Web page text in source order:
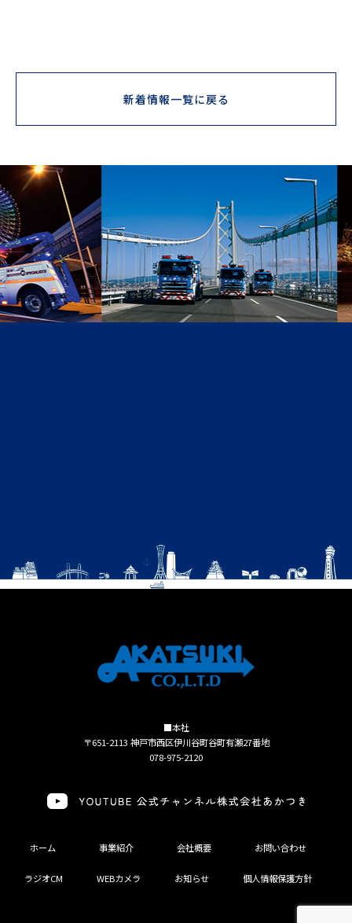
新着情報一覧に戻る
■本社
〒651-2113 神戸市西区伊川谷町谷町有瀬27番地
078-975-2120
ホーム 事業紹介 会社概要 お問い合わせ
ラジオCM WEBカメラ お知らせ 個人情報保護方針